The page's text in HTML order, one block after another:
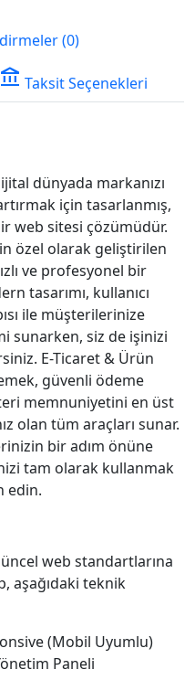
(0)
account_balance Taksit Seçenekleri
dünyada markanızı
için tasarlanmış,
web sitesi çözümüdür.
özel olarak geliştirilen
ve profesyonel bir
tasarımı, kullanıcı
ile müşterilerinize
sunarken, siz de işinizi
E-Ticaret & Ürün
güvenli ödeme
memnuniyetini en üst
olan tüm araçları sunar.
bir adım önüne
tam olarak kullanmak
edin.
web standartlarına
aşağıdaki teknik
(Mobil Uyumlu)
Paneli